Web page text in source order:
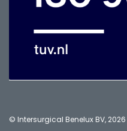
© Intersurgical Benelux BV, 2026 |